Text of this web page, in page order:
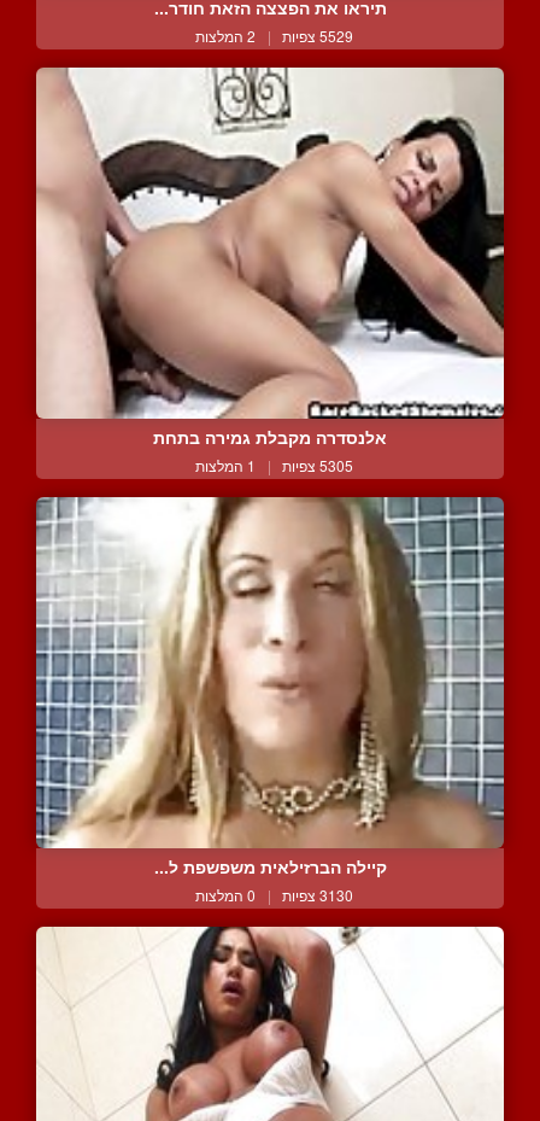
תיראו את הפצצה הזאת חודר...
5529 צפיות | 2 המלצות
אלנסדרה מקבלת גמירה בתחת
5305 צפיות | 1 המלצות
קיילה הברזילאית משפשפת ל...
3130 צפיות | 0 המלצות